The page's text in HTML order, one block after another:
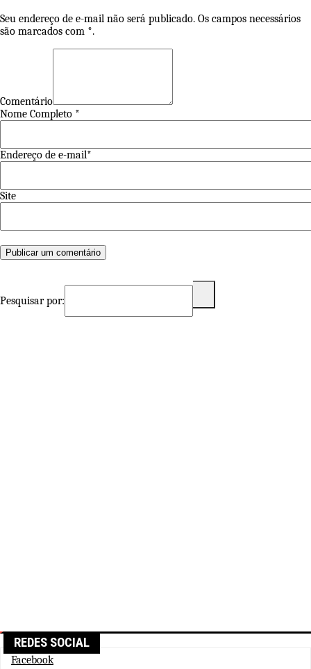
Seu endereço de e-mail não será publicado. Os campos necessários
são marcados com *.
Comentário
Nome Completo *
Endereço de e-mail*
Site
Pesquisar por:
REDES SOCIAL
Facebook